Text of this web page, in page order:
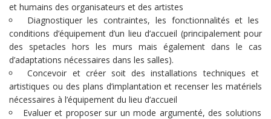
et humains des organisateurs et des artistes
Diagnostiquer les contraintes, les fonctionnalités et les
conditions d’équipement d’un lieu d’accueil (principalement pour
des spetacles hors les murs mais également dans le cas
d’adaptations nécessaires dans les salles).
Concevoir et créer soit des installations techniques et
artistiques ou des plans d’implantation et recenser les matériels
nécessaires à l’équipement du lieu d’accueil
Evaluer et proposer sur un mode argumenté, des solutions